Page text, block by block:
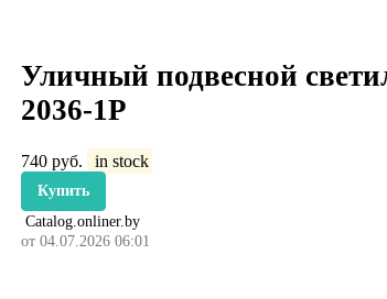
Уличный подвесной
2036-1P
740 руб. in stock
Купить
Catalog.onliner.by
от 04.07.2026 06:01